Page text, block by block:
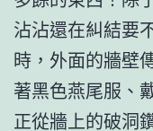
沾沾還在糾結要
時，外面的牆壁
著黑色燕尾服、
正從牆上的破洞